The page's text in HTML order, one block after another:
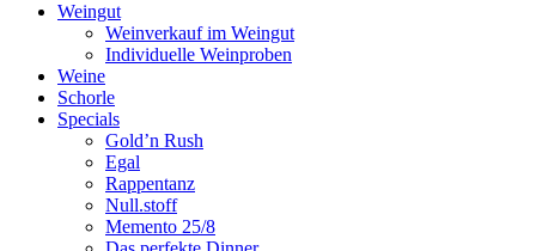
Weingut
Weinverkauf im Weingut
Individuelle Weinproben
Weine
Schorle
Specials
Gold’n Rush
Egal
Rappentanz
Null.stoff
Memento 25/8